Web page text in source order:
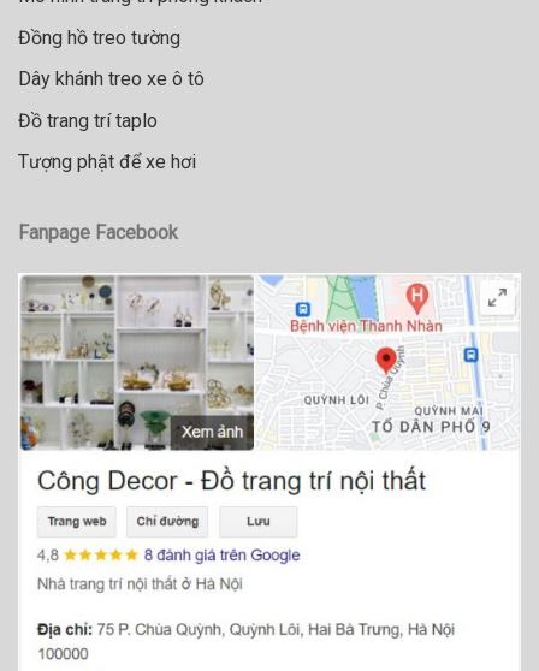
Đồng hồ treo tường
Dây khánh treo xe ô tô
Đồ trang trí taplo
Tượng phật để xe hơi
Fanpage Facebook